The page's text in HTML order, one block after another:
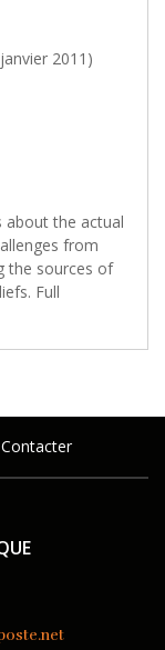
2011)
about the actual
from
the sources of
Full